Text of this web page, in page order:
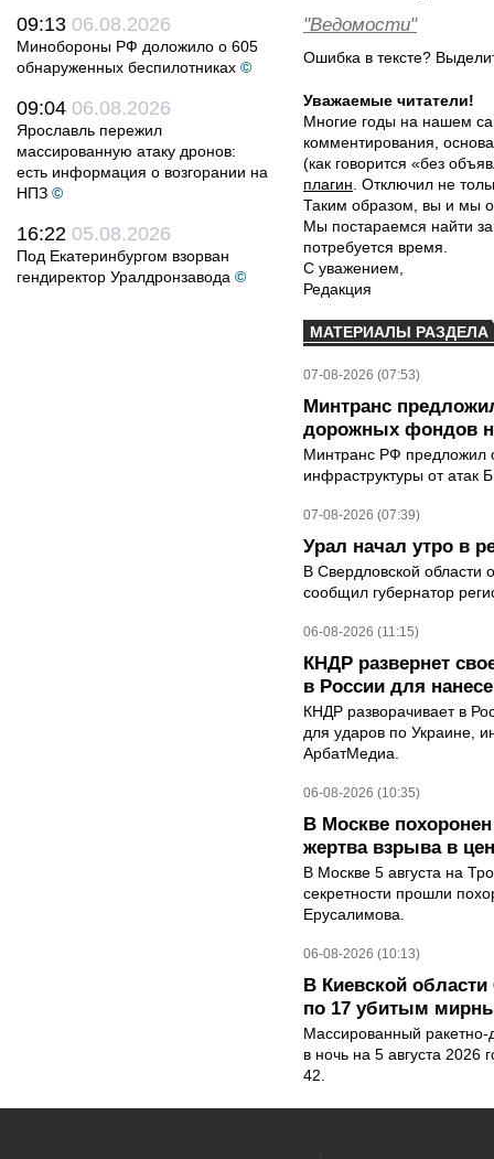
09:13 06.08.2026
Минобороны РФ доложило о 605
обнаруженных беспилотниках ©
09:04 06.08.2026
Ярославль пережил
массированную атаку дронов:
есть информация о возгорании на
НПЗ ©
16:22 05.08.2026
Под Екатеринбургом взорван
гендиректор Уралдронзавода ©
"Ведомости"
Ошибка в тексте?
Уважаемые читатели!
Многие годы на нашем
комментирования,
(как говорится «без
плагин . Отключил не
Таким образом, вы и мы
Мы постараемся найти
потребуется время.
С уважением,
Редакция
МАТЕРИАЛЫ РАЗДЕЛА
07-08-2026 (07:53)
Минтранс
дорожных фондов
Минтранс РФ предложил
инфраструктуры от атак
07-08-2026 (07:39)
Урал начал утро в
В Свердловской области
сообщил губернатор
06-08-2026 (11:15)
КНДР развернет
в России для
КНДР разворачивает в
для ударов по Украине,
АрбатМедиа.
06-08-2026 (10:35)
В Москве
жертва взрыва в
В Москве 5 августа на
секретности прошли
Ерусалимова.
06-08-2026 (10:13)
В Киевской
по 17 убитым
Массированный ракетно-
в ночь на 5 августа 2026
42.